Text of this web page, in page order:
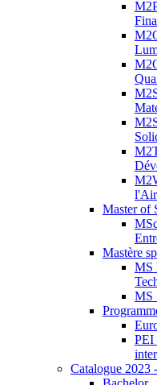
l'Air
Master of
Mastère
MS
MS
PEI
Catalogue 2023